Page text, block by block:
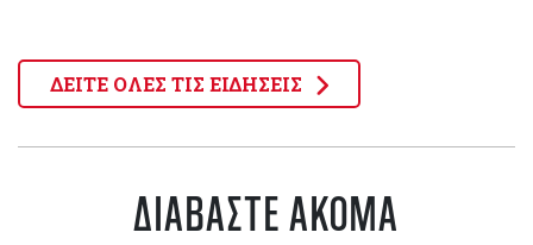
ΔΕΙΤΕ ΟΛΕΣ ΤΙΣ ΕΙΔΗΣΕΙΣ
ΔΙΑΒΑΣΤΕ ΑΚΟΜΑ